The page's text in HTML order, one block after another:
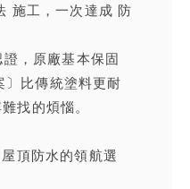
施工，一次達成 防
，原廠基本保固
比傳統塗料更耐
找的煩惱。
頂防水的領航選